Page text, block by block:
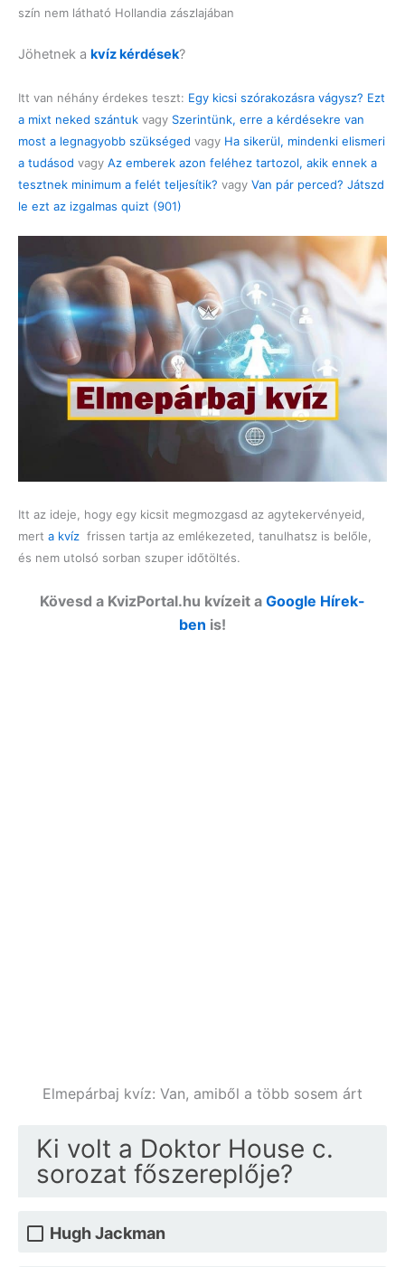
szín nem látható Hollandia zászlajában
Jöhetnek a kvíz kérdések?
Itt van néhány érdekes teszt: Egy kicsi szórakozásra vágysz? Ezt
a mixt neked szántuk vagy Szerintünk, erre a kérdésekre van
most a legnagyobb szükséged vagy Ha sikerül, mindenki elismeri
a tudásod vagy Az emberek azon feléhez tartozol, akik ennek a
tesztnek minimum a felét teljesítik? vagy Van pár perced? Játszd
le ezt az izgalmas quizt (901)
Itt az ideje, hogy egy kicsit megmozgasd az agytekervényeid,
mert a kvíz frissen tartja az emlékezeted, tanulhatsz is belőle,
és nem utolsó sorban szuper időtöltés.
Kövesd a KvizPortal.hu kvízeit a Google Hírek-
ben is!
Elmepárbaj kvíz: Van, amiből a több sosem árt
Ki volt a Doktor House c.
sorozat főszereplője?
Hugh Jackman